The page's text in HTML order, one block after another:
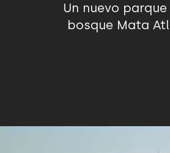
Un nuevo
bosque Mata